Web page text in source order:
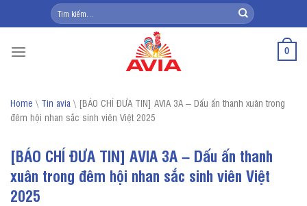
to
Tìm
kiếm:
0
Home \ Tin avia \ [BÁO CHÍ ĐƯA TIN] AVIA 3A – Dấu ấn thanh xuân trong
đêm hội nhan sắc sinh viên Việt 2025
[BÁO CHÍ ĐƯA TIN] AVIA 3A – Dấu ấn thanh
xuân trong đêm hội nhan sắc sinh viên Việt
2025